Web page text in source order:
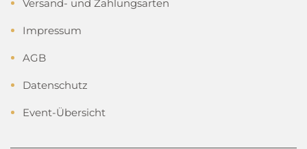
Versand- und Zahlungsarten
Impressum
AGB
Datenschutz
Event-Übersicht